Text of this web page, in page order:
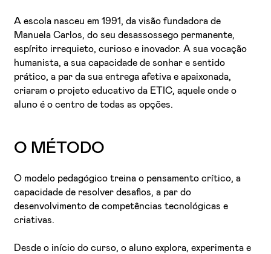
A escola nasceu em 1991, da visão fundadora de
Manuela Carlos, do seu desassossego permanente,
espírito irrequieto, curioso e inovador. A sua vocação
humanista, a sua capacidade de sonhar e sentido
prático, a par da sua entrega afetiva e apaixonada,
criaram o projeto educativo da ETIC, aquele onde o
aluno é o centro de todas as opções.
O MÉTODO
O modelo pedagógico treina o pensamento crítico, a
capacidade de resolver desafios, a par do
desenvolvimento de competências tecnológicas e
criativas.
Desde o início do curso, o aluno explora, experimenta e